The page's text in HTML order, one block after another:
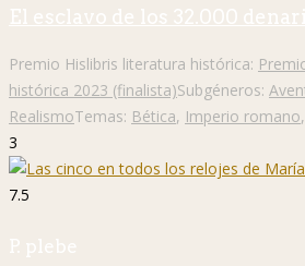
El esclavo de los 32.000
Premio Hislibris literatura histórica:
histórica 2023 (finalista)Subgéneros:
RealismoTemas: Bética, Imperio romano,
3
7.5
P. plebe